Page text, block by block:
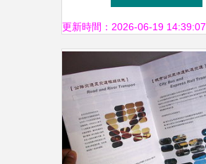
司索賠
更新時間：2026-06-19 14:39:07